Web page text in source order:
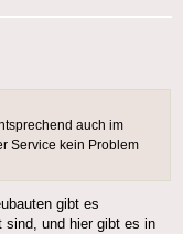
auch im
Service kein Problem
gibt es
sind, und hier gibt es in